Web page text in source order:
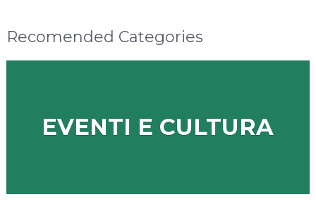
Recomended Categories
EVENTI E CULTURA